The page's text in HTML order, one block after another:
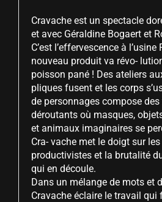
Cravache est un spectacle
et avec Géraldine Bogaert et
C’est l’effervescence à
nouveau produit va révo-
poisson pané ! Des ateliers
pliques fusent et les corps
de personnages compose
déroutants où masques,
et animaux imaginaires se
Cra- vache met le doigt sur
productivistes et la brutalité
qui en découle.
Dans un mélange de mots et
Cravache éclaire le travail qui